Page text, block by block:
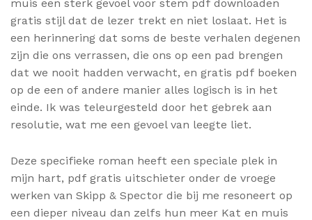
muis een sterk gevoel voor stem pdf downloaden
gratis stijl dat de lezer trekt en niet loslaat. Het is
een herinnering dat soms de beste verhalen degenen
zijn die ons verrassen, die ons op een pad brengen
dat we nooit hadden verwacht, en gratis pdf boeken
op de een of andere manier alles logisch is in het
einde. Ik was teleurgesteld door het gebrek aan
resolutie, wat me een gevoel van leegte liet.
Deze specifieke roman heeft een speciale plek in
mijn hart, pdf gratis uitschieter onder de vroege
werken van Skipp & Spector die bij me resoneert op
een dieper niveau dan zelfs hun meer Kat en muis